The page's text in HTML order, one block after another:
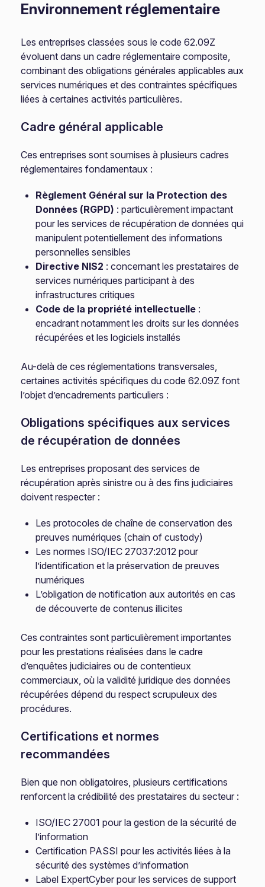
Environnement réglementaire
Les entreprises classées sous le code 62.09Z
évoluent dans un cadre réglementaire composite,
combinant des obligations générales applicables aux
services numériques et des contraintes spécifiques
liées à certaines activités particulières.
Cadre général applicable
Ces entreprises sont soumises à plusieurs cadres
réglementaires fondamentaux :
Règlement Général sur la Protection des
Données (RGPD) : particulièrement impactant
pour les services de récupération de données qui
manipulent potentiellement des informations
personnelles sensibles
Directive NIS2 : concernant les prestataires de
services numériques participant à des
infrastructures critiques
Code de la propriété intellectuelle :
encadrant notamment les droits sur les données
récupérées et les logiciels installés
Au-delà de ces réglementations transversales,
certaines activités spécifiques du code 62.09Z font
l’objet d’encadrements particuliers :
Obligations spécifiques aux services
de récupération de données
Les entreprises proposant des services de
récupération après sinistre ou à des fins judiciaires
doivent respecter :
Les protocoles de chaîne de conservation des
preuves numériques (chain of custody)
Les normes ISO/IEC 27037:2012 pour
l’identification et la préservation de preuves
numériques
L’obligation de notification aux autorités en cas
de découverte de contenus illicites
Ces contraintes sont particulièrement importantes
pour les prestations réalisées dans le cadre
d’enquêtes judiciaires ou de contentieux
commerciaux, où la validité juridique des données
récupérées dépend du respect scrupuleux des
procédures.
Certifications et normes
recommandées
Bien que non obligatoires, plusieurs certifications
renforcent la crédibilité des prestataires du secteur :
ISO/IEC 27001 pour la gestion de la sécurité de
l’information
Certification PASSI pour les activités liées à la
sécurité des systèmes d’information
Label ExpertCyber pour les services de support